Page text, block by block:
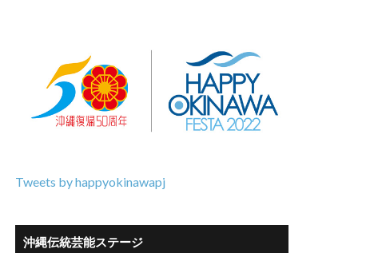
Tweets by happyokinawapj
沖縄伝統芸能ステージ